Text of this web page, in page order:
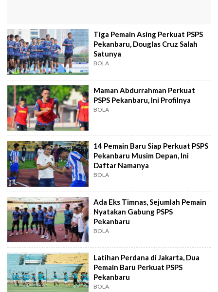
Tiga Pemain Asing Perkuat PSPS
Pekanbaru, Douglas Cruz Salah
Satunya
BOLA
Maman Abdurrahman Perkuat
PSPS Pekanbaru, Ini Profilnya
BOLA
14 Pemain Baru Siap Perkuat PSPS
Pekanbaru Musim Depan, Ini
Daftar Namanya
BOLA
Ada Eks Timnas, Sejumlah Pemain
Nyatakan Gabung PSPS
Pekanbaru
BOLA
Latihan Perdana di Jakarta, Dua
Pemain Baru Perkuat PSPS
Pekanbaru
BOLA